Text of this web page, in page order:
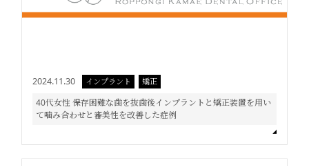
2024.11.30 インプラント 矯正
40代女性 保存困難な歯を抜歯後インプラントと矯正装置を用い
て噛み合わせと審美性を改善した症例